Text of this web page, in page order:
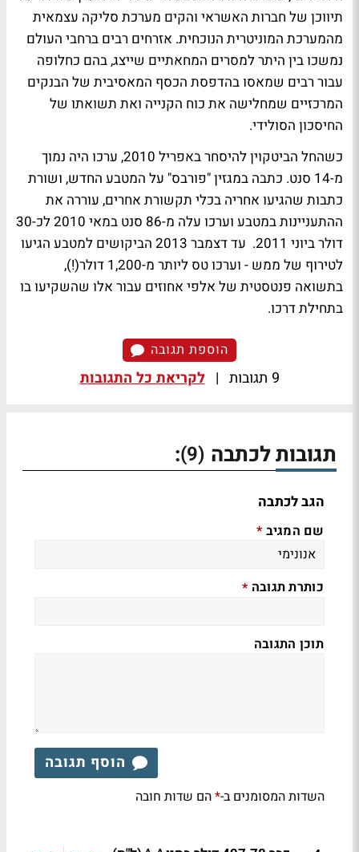
תיווכן של חברות האשראי והקים מערכת סליקה עצמאית
מהמערכת המוניטרית הנוכחית. אזרחים רבים ברחבי העולם
נמשכו בין היתר למסרים המחאתיים שייצג, בהם כחלופה
עבור רבים שמאסו בהדפסת הכסף המאסיבית של הבנקים
המרכזיים שמחלישה את כוח הקנייה ואת תשואתו של
החיסכון הסולידי.
כשהחל הביטקוין להיסחר באפריל 2010, ערכו היה נמוך
מ-14 סנט. כתבה במגזין "פורבס" על המטבע החדש, ושורת
כתבות שהגיעו אחריה בכלי תקשורת אחרים, עוררה את
ההתעניינות במטבע וערכו עלה מ-86 סנט במאי 2010 לכ-30
דולר ביוני 2011. עד דצמבר 2013 הביקושים למטבע הגיעו
לטירוף של ממש - וערכו טס ליותר מ-1,200 דולר(!),
בתשואה פנטסטית של אלפי אחוזים עבור אלו שהשקיעו בו
בתחילת דרכו.
הוספת תגובה
9 תגובות | לקריאת כל התגובות
תגובות לכתבה (9)
:
הגב לכתבה
שם המגיב *
כותרת תגובה *
תוכן התגובה
הוסף תגובה
השדות המסומנים ב-*הם שדות חובה